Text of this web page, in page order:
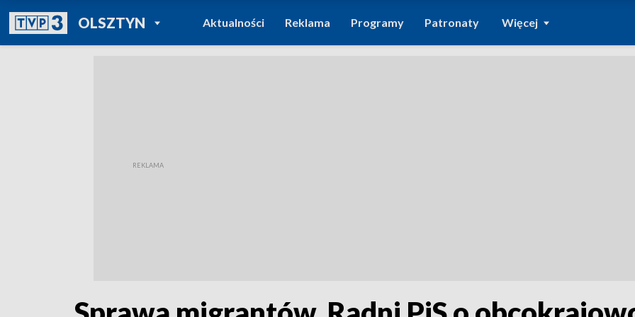
OLSZTYNPOWRÓT DO
TVP REGIONY
Aktualności Reklama Programy Patronaty Więcej